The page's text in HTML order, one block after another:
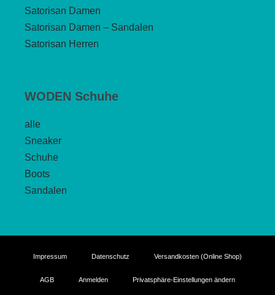
Satorisan Damen
Satorisan Damen – Sandalen
Satorisan Herren
WODEN Schuhe
alle
Sneaker
Schuhe
Boots
Sandalen
Impressum Datenschutz Versandkosten (Online Shop)
AGB Anmelden Privatsphäre-Einstellungen ändern